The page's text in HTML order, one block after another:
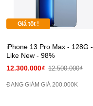
Giá tốt !
iPhone 13 Pro Max - 128G -
Like New - 98%
12.300.000₫ 12.500.000₫
ĐANG GIẢM GIÁ 200.000K